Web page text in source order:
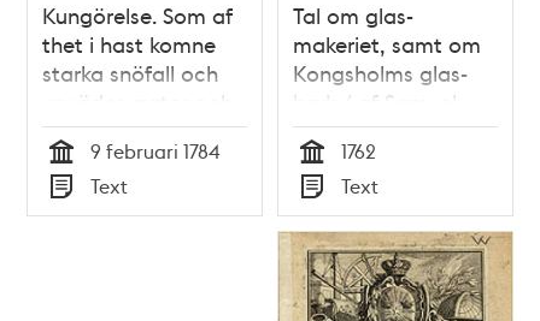
Kungörelse. Som af
thet i hast komne
starka snöfall och
urwäder, gator och
gränder, ther snön
til en myckenhet
samlat sig ...
Stockholm then 9
Tid
9 februari 1784
Typ
Text
Tal om glas-
makeriet, samt om
Kongsholms glas-
bruk / af Samuel
Schultze
Tid
1762
Typ
Text